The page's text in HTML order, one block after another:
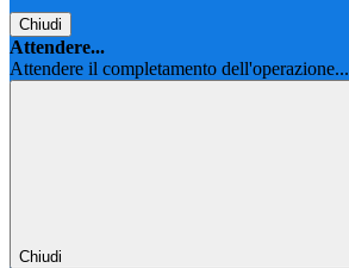
Chiudi
Attendere...
Attendere il completamento dell'operazione...
Chiudi